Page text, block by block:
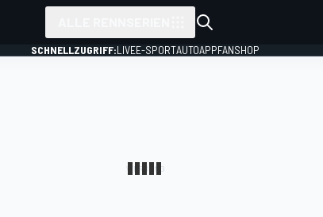
SCHNELLZUGRIFF:LIVEE-SPORTAUTOAPPFANSHOP